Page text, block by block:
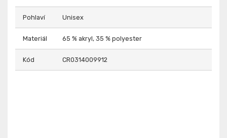
Pohlaví Unisex
Materiál 65 % akryl, 35 % polyester
Kód CR0314009912